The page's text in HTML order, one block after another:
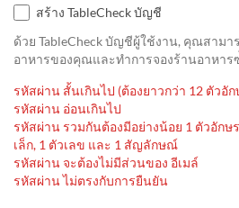
สร้าง TableCheck บัญชี
ด้วย TableCheck บัญชีผู้ใช้งาน, คุณสามา
อาหารของคุณและทำการจองร้านอาหาร
รหัสผ่าน สั้นเกินไป (ต้องยาวกว่า 12 ตัวอัก
รหัสผ่าน อ่อนเกินไป
รหัสผ่าน รวมกันต้องมีอย่างน้อย 1 ตัวอัก
เล็ก, 1 ตัวเลข และ 1 สัญลักษณ์
รหัสผ่าน จะต้องไม่มีส่วนของ อีเมล์
รหัสผ่าน ไม่ตรงกับการยืนยัน